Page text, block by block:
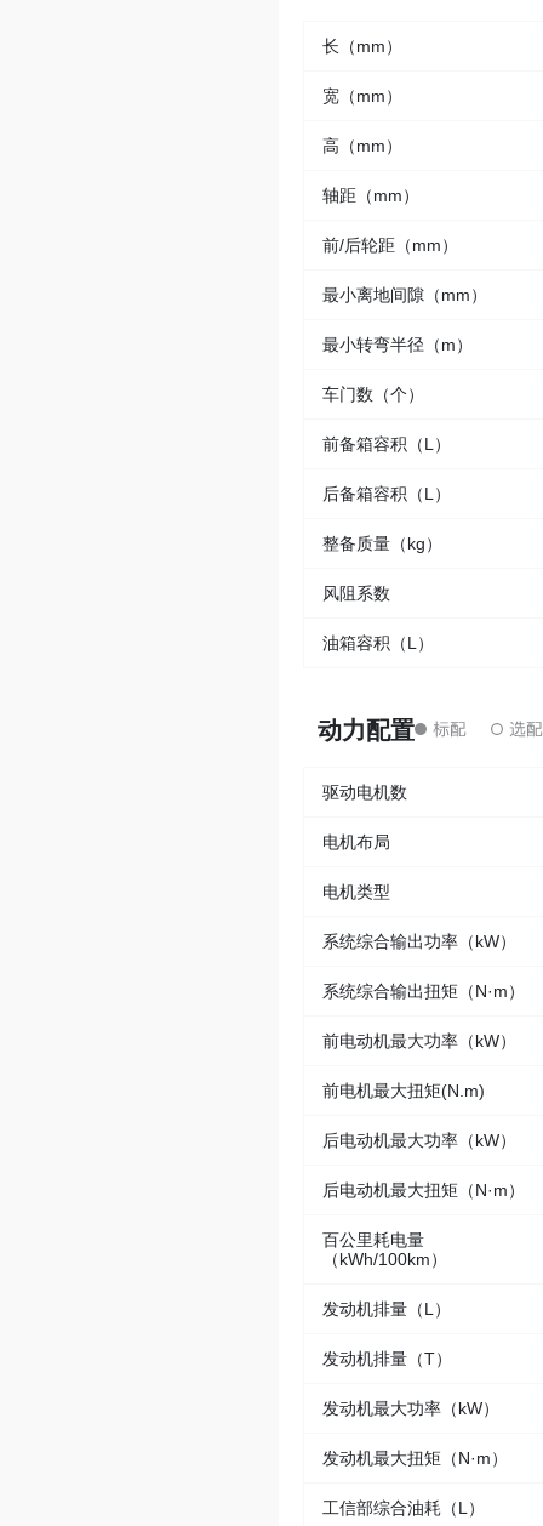
长（mm）
宽（mm）
高（mm）
轴距（mm）
前/后轮距（mm）
最小离地间隙（mm）
最小转弯半径（m）
车门数（个）
前备箱容积（L）
后备箱容积（L）
整备质量（kg）
风阻系数
油箱容积（L）
动力配置
驱动电机数
电机布局
电机类型
系统综合输出功率（kW）
系统综合输出扭矩（N·m）
前电动机最大功率（kW）
前电机最大扭矩(N.m)
后电动机最大功率（kW）
后电动机最大扭矩（N·m）
百公里耗电量
（kWh/100km）
发动机排量（L）
发动机排量（T）
发动机最大功率（kW）
发动机最大扭矩（N·m）
工信部综合油耗（L）